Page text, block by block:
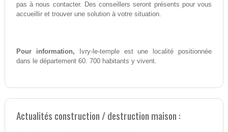
pas à nous contacter. Des conseillers seront présents pour vous
accueillir et trouver une solution à votre situation.
Pour information, Ivry-le-temple est une localité positionnée
dans le département 60. 700 habitants y vivent.
Actualités construction / destruction maison :